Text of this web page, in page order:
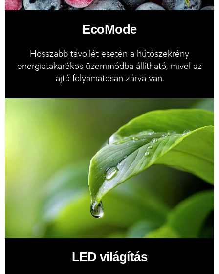
EcoMode
Hosszabb távollét esetén a hűtőszekrény
energiatakarékos üzemmódba állítható, mivel az
ajtó folyamatosan zárva van.
LED világítás